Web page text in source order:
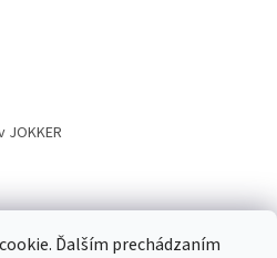
Ďalším prechádzaním